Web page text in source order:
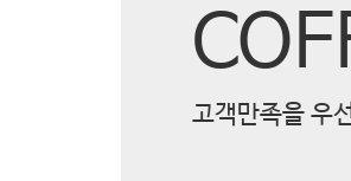
고객만족을 우